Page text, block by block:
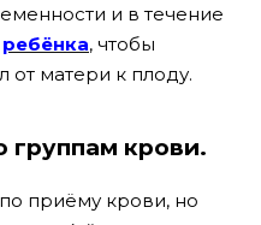
и в течение
ребёнка, чтобы
от матери к плоду.
группам крови.
приёму крови, но